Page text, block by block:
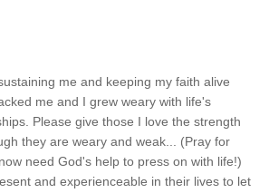
me and keeping my faith alive
me and I grew weary with life's
Please give those I love the strength
they are weary and weak... (Pray for
need God's help to press on with life!)
and experienceable in their lives to let